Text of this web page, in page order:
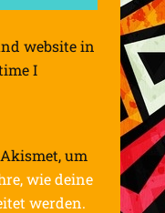
website in
I
um
wie deine
werden.